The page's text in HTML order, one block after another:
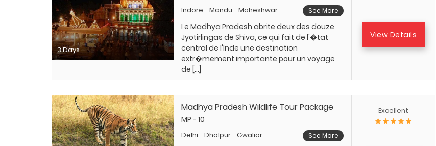
3 Days
Indore - Mandu - Maheshwar See More
Le Madhya Pradesh abrite deux des douze
Jyotirlingas de Shiva, ce qui fait de l'�tat
central de l'Inde une destination
extr�mement importante pour un voyage
de […]
View Details
Madhya Pradesh Wildlife Tour Package
MP - 10
Delhi - Dholpur - Gwalior See More
Excellent